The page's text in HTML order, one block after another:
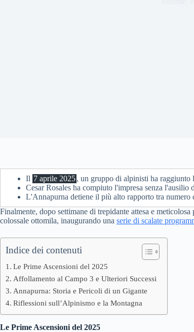
Il 7 aprile 2025, un gruppo di alpinisti ha raggiunto
Cesar Rosales ha compiuto l'impresa senza l'ausilio
L'Annapurna detiene il più alto rapporto tra
Finalmente, dopo settimane di trepidante attesa e
colossale ottomila, inaugurando una serie di scalate
Indice dei contenuti
Le Prime Ascensioni del 2025
Affollamento al Campo 3 e Ulteriori Successi
Annapurna: Storia e Pericoli di un Gigante
Riflessioni sull’Alpinismo e la Montagna
Le Prime Ascensioni del 2025